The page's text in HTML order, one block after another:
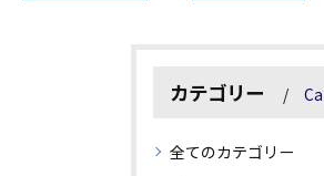
カテゴリー
全てのカテゴリー